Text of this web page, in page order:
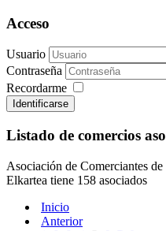
Acceso
Usuario
Contraseña
Recordarme
Identificarse
Listado de comercios
Asociación de Comerciantes
Elkartea tiene 158 asociados
Inicio
Anterior